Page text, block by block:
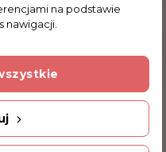
na podstawie
nawigacji.